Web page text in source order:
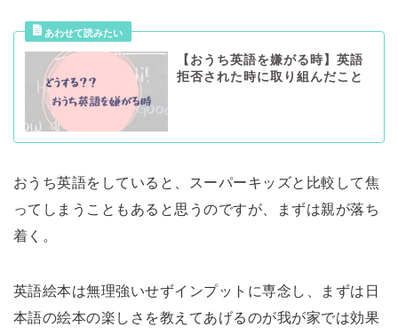
【おうち英語を嫌がる時】英語
拒否された時に取り組んだこと
おうち英語をしていると、スーパーキッズと比較して焦
ってしまうこともあると思うのですが、まずは親が落ち
着く。
英語絵本は無理強いせずインプットに専念し、まずは日
本語の絵本の楽しさを教えてあげるのが我が家では効果